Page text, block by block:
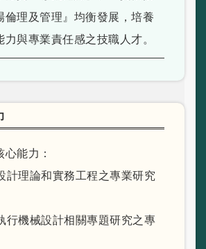
倫理及管理』均衡發展，培養
力與專業責任感之技職人才。
能力：
計理論和實務工程之專業研究
行機械設計相關專題研究之專